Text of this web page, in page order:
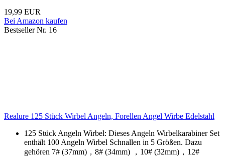
19,99 EUR
Bei Amazon kaufen
Bestseller Nr. 16
Realure 125 Stück Wirbel Angeln, Forellen Angel Wirbe Edelstahl
125 Stück Angeln Wirbel: Dieses Angeln Wirbelkarabiner Set
enthält 100 Angeln Wirbel Schnallen in 5 Größen. Dazu
gehören 7# (37mm)，8# (34mm) ，10# (32mm)，12#